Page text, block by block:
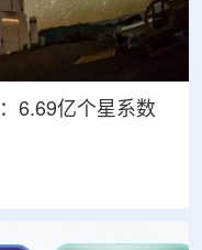
6.69亿个星系数